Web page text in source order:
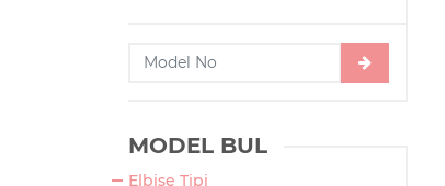
MODEL BUL
Elbise Tipi